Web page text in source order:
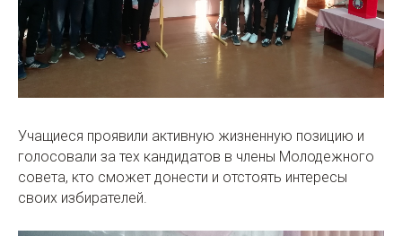
Учащиеся проявили активную жизненную позицию и
голосовали за тех кандидатов в члены Молодежного
совета, кто сможет донести и отстоять интересы
своих избирателей.